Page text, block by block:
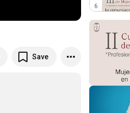
Save
6